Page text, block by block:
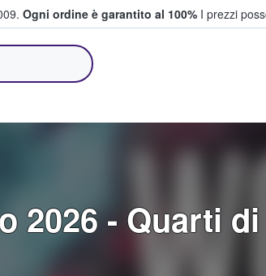
Ogni ordine è garantito al 100% I prezzi
biglietti
2026 - Quarti di